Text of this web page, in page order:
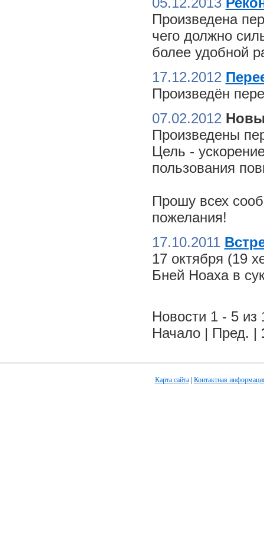
Произведена
чего должно
более удобной
17.12.2012
Произведён
07.02.2012
Произведены
Цель -
пользования
Прошу всех
пожелания!
17.10.2011
17 октября (19
Бней Ноаха в
Новости 1 - 5 из
Начало | Пред. |
Карта сайта| Контактная